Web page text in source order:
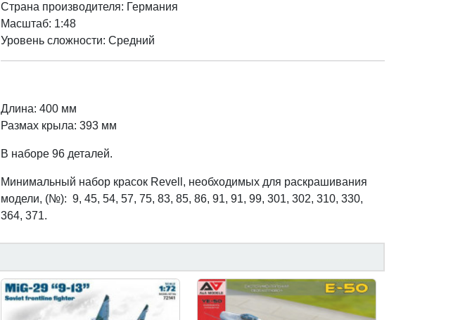
Страна производителя: Германия
Масштаб: 1:48
Уровень сложности: Cредний
Длина: 400 мм
Размах крыла: 393 мм
В наборе 96 деталей.
Минимальный набор красок Revell, необходимых для раскрашивания
модели, (№): 9, 45, 54, 57, 75, 83, 85, 86, 91, 91, 99, 301, 302, 310, 330,
364, 371.